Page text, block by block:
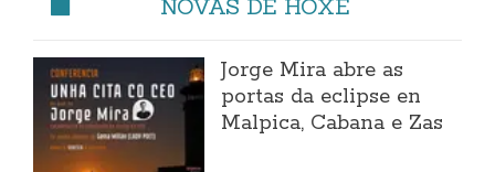
NOVAS DE HOXE
Jorge Mira abre as
portas da eclipse en
Malpica, Cabana e Zas